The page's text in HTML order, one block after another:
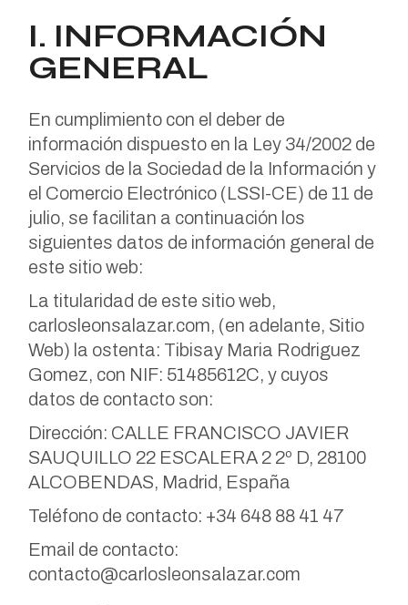
I. INFORMACIÓN
GENERAL
En cumplimiento con el deber de
información dispuesto en la Ley 34/2002 de
Servicios de la Sociedad de la Información y
el Comercio Electrónico (LSSI-CE) de 11 de
julio, se facilitan a continuación los
siguientes datos de información general de
este sitio web:
La titularidad de este sitio web,
carlosleonsalazar.com, (en adelante, Sitio
Web) la ostenta: Tibisay Maria Rodriguez
Gomez, con NIF: 51485612C, y cuyos
datos de contacto son:
Dirección: CALLE FRANCISCO JAVIER
SAUQUILLO 22 ESCALERA 2 2º D, 28100
ALCOBENDAS, Madrid, España
Teléfono de contacto: +34 648 88 41 47
Email de contacto:
contacto@carlosleonsalazar.com